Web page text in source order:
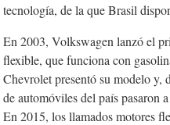
tecnología, de la que Brasil
En 2003, Volkswagen lanzó el
flexible, que funciona con
Chevrolet presentó su modelo y,
de automóviles del país pasaron
En 2015, los llamados motores